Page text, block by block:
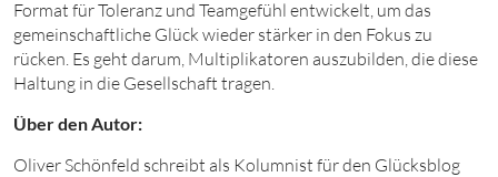
Format für Toleranz und Teamgefühl entwickelt, um das
gemeinschaftliche Glück wieder stärker in den Fokus zu
rücken. Es geht darum, Multiplikatoren auszubilden, die diese
Haltung in die Gesellschaft tragen.
Über den Autor:
Oliver Schönfeld schreibt als Kolumnist für den Glücksblog